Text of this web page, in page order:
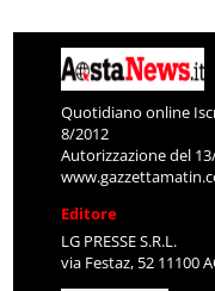
Quotidiano online
8/2012
Autorizzazione del
Editore
LG PRESSE S.R.L.
via Festaz, 52 11100